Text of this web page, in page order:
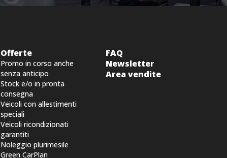
Offerte
Promo in corso anche
senza anticipo
Stock e/o in pronta
consegna
Veicoli con allestimenti
speciali
Veicoli ricondizionati
garantiti
Noleggio plurimesile
Green CarPlan
FAQ
Newsletter
Area vendite